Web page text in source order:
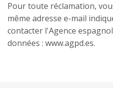
Pour toute réclamation,
même adresse e-mail
contacter l'Agence
données : www.agpd.es.